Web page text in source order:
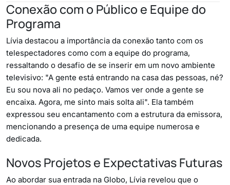
Conexão com o Público e Equipe do
Programa
Lívia destacou a importância da conexão tanto com os
telespectadores como com a equipe do programa,
ressaltando o desafio de se inserir em um novo ambiente
televisivo: "A gente está entrando na casa das pessoas, né?
Eu sou nova ali no pedaço. Vamos ver onde a gente se
encaixa. Agora, me sinto mais solta ali". Ela também
expressou seu encantamento com a estrutura da emissora,
mencionando a presença de uma equipe numerosa e
dedicada.
Novos Projetos e Expectativas Futuras
Ao abordar sua entrada na Globo, Lívia revelou que o